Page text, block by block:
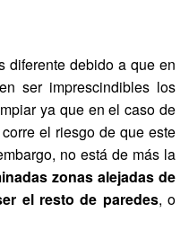
diferente debido a que en
ser imprescindibles los
ya que en el caso de
el riesgo de que este
no está de más la
zonas alejadas de
el resto de paredes, o